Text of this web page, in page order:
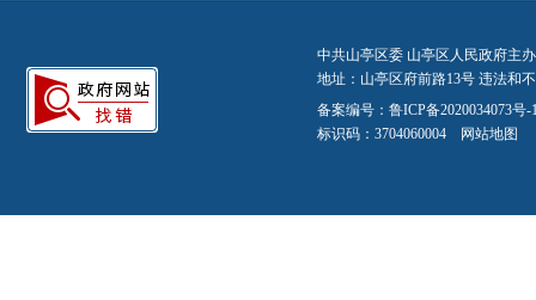
中共山亭区委 山亭区人民政府主
地址：山亭区府前路13号 违法和
备案编号： 鲁ICP备2020034073号-
标识码：3704060004 网站地图